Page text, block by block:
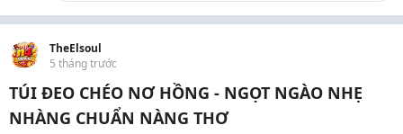
TheElsoul
5 tháng trước
TÚI ĐEO CHÉO NƠ HỒNG - NGỌT NGÀO NHẸ
NHÀNG CHUẨN NÀNG THƠ